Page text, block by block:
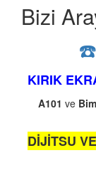
Bizi
KIRIK
A101 ve Bim
DİJİTSU